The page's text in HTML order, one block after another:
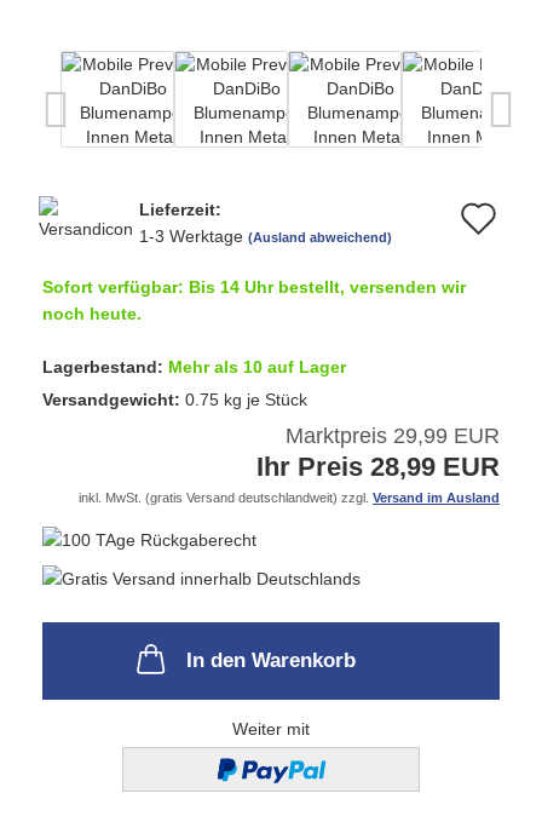
Lieferzeit:
1-3 Werktage (Ausland abweichend)
Sofort verfügbar: Bis 14 Uhr bestellt, versenden wir
noch heute.
Lagerbestand: Mehr als 10 auf Lager
Versandgewicht: 0.75 kg je Stück
Marktpreis 29,99 EUR
Ihr Preis 28,99 EUR
inkl. MwSt. (gratis Versand deutschlandweit) zzgl. Versand im Ausland
In den Warenkorb
Weiter mit